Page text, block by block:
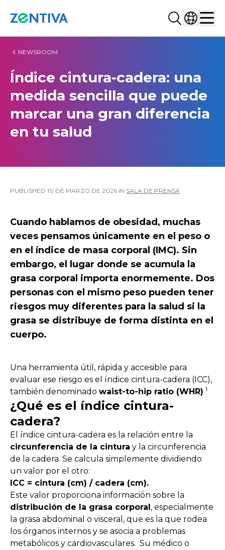
Buscar...
NEWSROOM
Índice cintura-cadera: una
medida sencilla que puede
marcar una gran diferencia
en tu salud
PUBLISHED 10 DE MARZO DE 2026 IN SALA DE PRENSA
Cuando hablamos de obesidad, muchas
veces pensamos únicamente en el peso o
en el índice de masa corporal (IMC). Sin
embargo, el lugar donde se acumula la
grasa corporal importa enormemente. Dos
personas con el mismo peso pueden tener
riesgos muy diferentes para la salud si la
grasa se distribuye de forma distinta en el
cuerpo.
Una herramienta útil, rápida y accesible para
evaluar ese riesgo es el índice cintura-cadera (ICC),
también denominado waist-to-hip ratio (WHR) 1
¿Qué es el índice cintura-
cadera?
El índice cintura-cadera es la relación entre la
circunferencia de la cintura y la circunferencia
de la cadera. Se calcula simplemente dividiendo
un valor por el otro:
ICC = cintura (cm) / cadera (cm).
Este valor proporciona información sobre la
distribución de la grasa corporal, especialmente
la grasa abdominal o visceral, que es la que rodea
los órganos internos y se asocia a problemas
metabólicos y cardiovasculares. Su médico o